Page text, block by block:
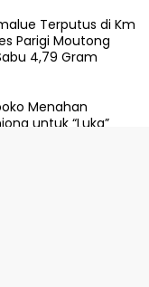
Terputus di Km
Parigi Moutong
4,79 Gram
Menahan
untuk “Luka”